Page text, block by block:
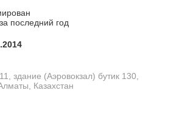
последний год
здание (Аэровокзал) бутик 130,
Казахстан